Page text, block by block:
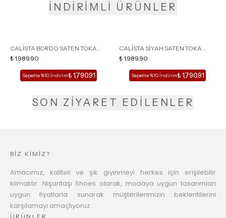
İNDİRİMLİ ÜRÜNLER
CALİSTA BORDO SATEN TOKA
DETAY SİVRİ BURUN KADIN
TOPUKLU TERLİK
₺ 1,989.90
Sepette %10 İndirim₺ 1,790.91
CALİSTA SİYAH SATEN TOKA
DETAY SİVRİ BURUN KADIN
TOPUKLU TERLİK
₺ 1,989.90
Sepette %10 İndirim₺ 1,790.91
SON ZİYARET EDİLENLER
BİZ KİMİZ?
Amacımız, kaliteli ve şık giyinmeyi herkes için erişilebilir
kılmaktır. Nişantaşı Shoes olarak, modaya uygun tasarımları
uygun fiyatlarla sunarak müşterilerimizin beklentilerini
karşılamayı amaçlıyoruz.
ÜRÜNLER